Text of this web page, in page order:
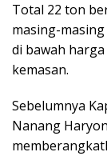
Total 22 ton
masing-
di bawah
kemasan.
Sebelumnya
Nanang